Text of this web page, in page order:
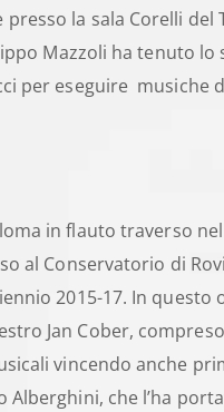
la sala Corelli
Mazzoli ha tenuto
per eseguire musiche
in flauto traverso
al Conservatorio di
2015-17. In
Jan Cober,
vincendo anche
Alberghini, che l’ha